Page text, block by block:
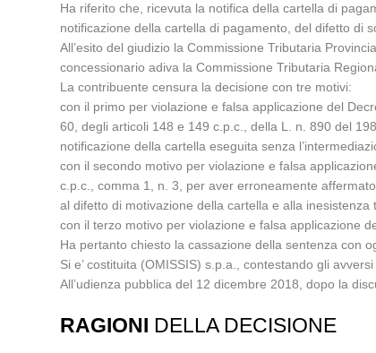
Ha riferito che, ricevuta la notifica della cartella di
notificazione della cartella di pagamento, del difetto di
All’esito del giudizio la Commissione Tributaria
concessionario adiva la Commissione Tributaria
La contribuente censura la decisione con tre motivi:
con il primo per violazione e falsa applicazione del
60, degli articoli 148 e 149 c.p.c., della L. n. 890 del
notificazione della cartella eseguita senza
con il secondo motivo per violazione e falsa
c.p.c., comma 1, n. 3, per aver erroneamente
al difetto di motivazione della cartella e alla
con il terzo motivo per violazione e falsa applicazione
Ha pertanto chiesto la cassazione della sentenza con
Si e’ costituita (OMISSIS) s.p.a., contestando gli
All’udienza pubblica del 12 dicembre 2018, dopo la
RAGIONI DELLA DECISIONE